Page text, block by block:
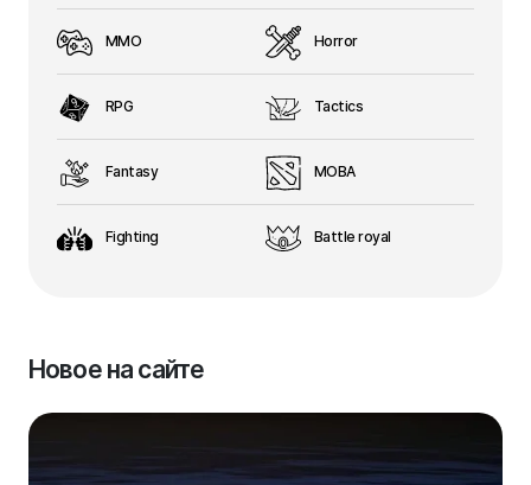
MMO
RPG
Fantasy
Fighting
Horror
Tactics
MOBA
Battle royal
Новое на сайте